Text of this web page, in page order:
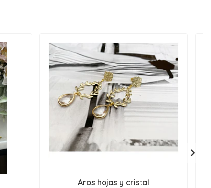
Aros hojas y cristal